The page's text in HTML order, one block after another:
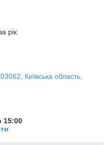
стабільне
економити час
залежно від моделі.
рік
Київська область,
15:00